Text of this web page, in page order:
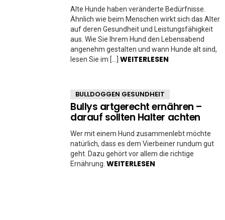
Alte Hunde haben veränderte Bedürfnisse.
Ähnlich wie beim Menschen wirkt sich das Alter
auf deren Gesundheit und Leistungsfähigkeit
aus. Wie Sie Ihrem Hund den Lebensabend
angenehm gestalten und wann Hunde alt sind,
lesen Sie im […] WEITERLESEN
BULLDOGGEN GESUNDHEIT
Bullys artgerecht ernähren –
darauf sollten Halter achten
Wer mit einem Hund zusammenlebt möchte
natürlich, dass es dem Vierbeiner rundum gut
geht. Dazu gehört vor allem die richtige
Ernährung. WEITERLESEN